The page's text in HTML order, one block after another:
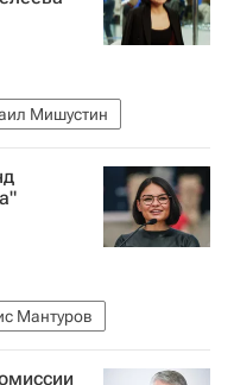
Мишустин
Мантуров